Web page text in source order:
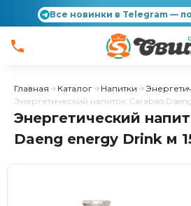
Все новинки в Telegram —
Главная Каталог Напитки
Энергетический напиток Carabao
Энергетический
Daeng energy Drink м